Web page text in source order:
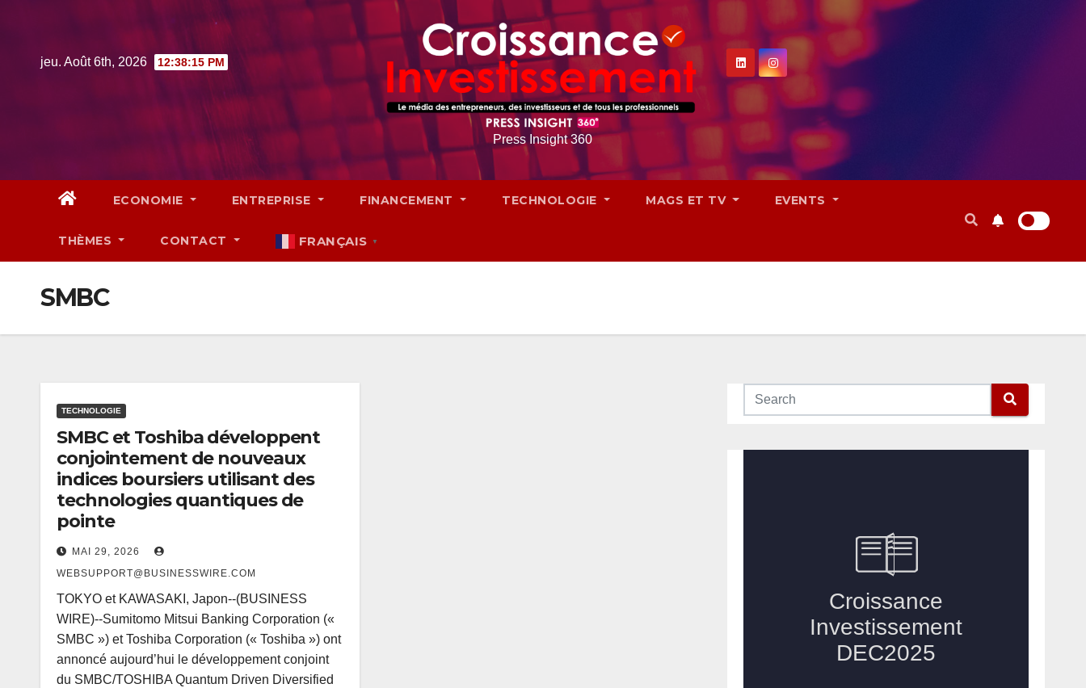
jeu. Août 6th, 2026 12:38:16 PM
Press Insight 360
ECONOMIE ENTREPRISE FINANCEMENT TECHNOLOGIE MAGS ET TV EVENTS
THÈMES CONTACT FRANÇAIS ▼
SMBC
TECHNOLOGIE
SMBC et Toshiba développent
conjointement de nouveaux
indices boursiers utilisant des
technologies quantiques de
pointe
MAI 29, 2026
WEBSUPPORT@BUSINESSWIRE.COM
TOKYO et KAWASAKI, Japon--(BUSINESS
WIRE)--Sumitomo Mitsui Banking Corporation («
SMBC ») et Toshiba Corporation (« Toshiba ») ont
annoncé aujourd’hui le développement conjoint
du SMBC/TOSHIBA Quantum Driven Diversified